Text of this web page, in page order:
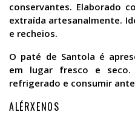
conservantes. Elaborado
extraída artesanalmente.
e recheios.
O paté de Santola é
em lugar fresco e
refrigerado e consumir
ALÉRXENOS